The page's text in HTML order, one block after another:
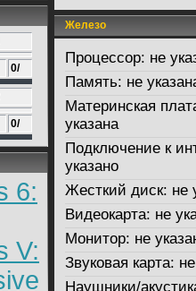
0/
0/
6:
V:
Железо
Процессор: не
Память: не
Материнская
указана
Подключение к
указано
Жесткий диск: не
Видеокарта: не
Монитор: не
Звуковая карта:
Наушники/